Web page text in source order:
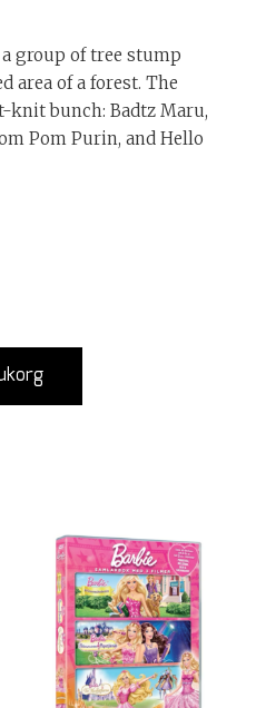
group of tree stump
area of a forest. The
knit bunch: Badtz Maru,
Pom Purin, and Hello